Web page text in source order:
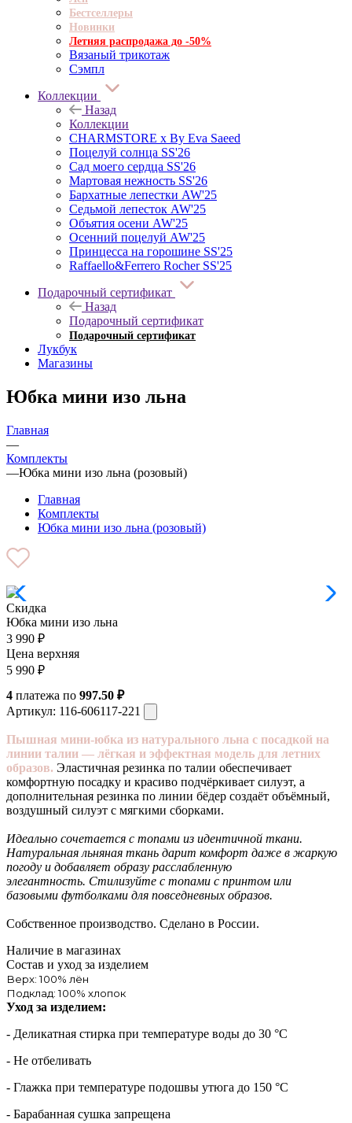
Бестселлеры
Новинки
Летняя распродажа до -50%
Вязаный трикотаж
Сэмпл
Коллекции
Назад
Коллекции
CHARMSTORE х By Eva Saeed
Поцелуй солнца SS'26
Сад моего сердца SS'26
Мартовая нежность SS'26
Бархатные лепестки AW'25
Седьмой лепесток AW'25
Объятия осени AW'25
Осенний поцелуй AW'25
Принцесса на горошине SS'25
Raffaello&Ferrero Rocher SS'25
Подарочный сертификат
Назад
Подарочный сертификат
Подарочный сертификат
Лукбук
Магазины
Юбка мини изо льна
Главная
—
Комплекты
—Юбка мини изо льна (розовый)
Главная
Комплекты
Юбка мини изо льна (розовый)
Скидка
Юбка мини изо льна
3 990 ₽
Цена верхняя
5 990 ₽
4 платежа по 997.50 ₽
Артикул: 116-606117-221
Пышная мини-юбка из натурального льна с посадкой на
линии талии — лёгкая и эффектная модель для летних
образов. Эластичная резинка по талии обеспечивает
комфортную посадку и красиво подчёркивает силуэт, а
дополнительная резинка по линии бёдер создаёт объёмный,
воздушный силуэт с мягкими сборками.
Идеально сочетается с топами из идентичной ткани.
Натуральная льняная ткань дарит комфорт даже в жаркую
погоду и добавляет образу расслабленную
элегантность. Стилизуйте с топами с принтом или
базовыми футболками для повседневных образов.
Собственное производство. Сделано в России.
Наличие в магазинах
Состав и уход за изделием
Верх: 100% лён
Подклад: 100% хлопок
Уход за изделием:
- Деликатная стирка при температуре воды до 30 °C
- Не отбеливать
- Глажка при температуре подошвы утюга до 150 °C
- Барабанная сушка запрещена